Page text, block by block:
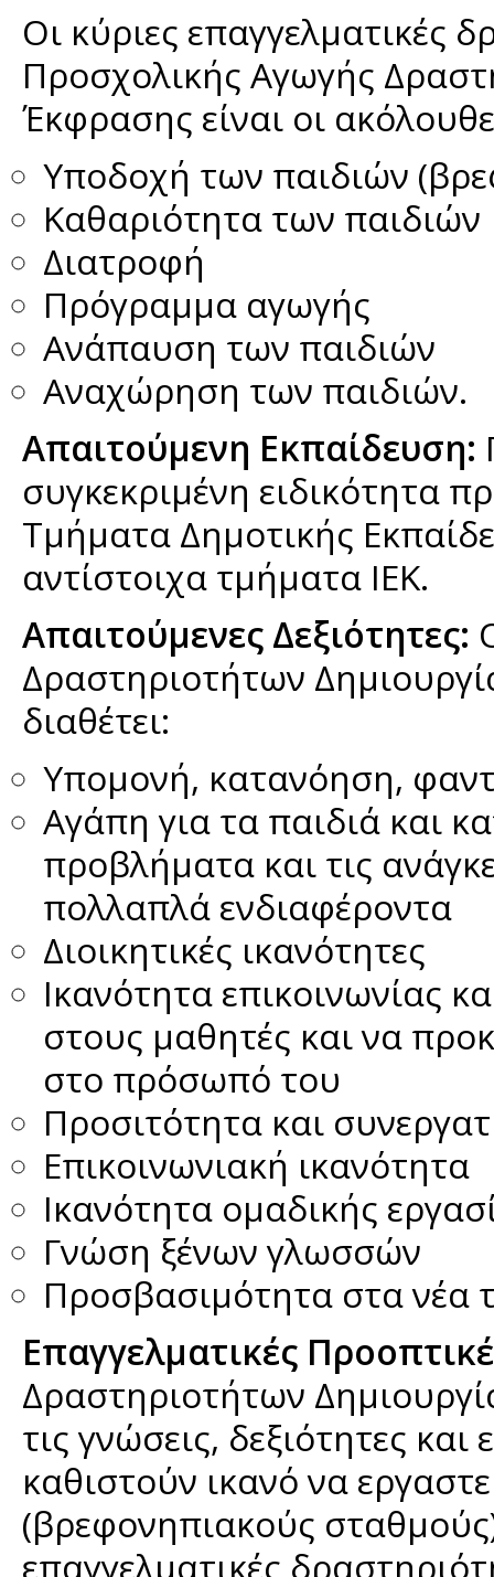
Οι κύριες επαγγελματικές
Προσχολικής Αγωγής
Έκφρασης είναι οι
Υποδοχή των παιδιών
Καθαριότητα των παιδιών
Διατροφή
Πρόγραμμα αγωγής
Ανάπαυση των παιδιών
Αναχώρηση των παιδιών.
Απαιτούμενη Εκπαίδευση:
συγκεκριμένη ειδικότητα
Τμήματα Δημοτικής
αντίστοιχα τμήματα ΙΕΚ.
Απαιτούμενες Δεξιότητες:
Δραστηριοτήτων
διαθέτει:
Υπομονή, κατανόηση,
Αγάπη για τα παιδιά και
προβλήματα και τις
πολλαπλά ενδιαφέροντα
Διοικητικές ικανότητες
Ικανότητα επικοινωνίας
στους μαθητές και να
στο πρόσωπό του
Προσιτότητα και
Επικοινωνιακή ικανότητα
Ικανότητα ομαδικής
Γνώση ξένων γλωσσών
Προσβασιμότητα στα νέα
Επαγγελματικές
Δραστηριοτήτων
τις γνώσεις, δεξιότητες
καθιστούν ικανό να
(βρεφονηπιακούς
επαγγελματικές